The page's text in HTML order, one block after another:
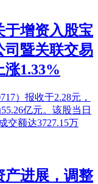
于增资入股宝
司暨关联交易
涨1.33%
）报收于2.28元，
亿元。该股当日
交额达3727.15万
产进展，调整